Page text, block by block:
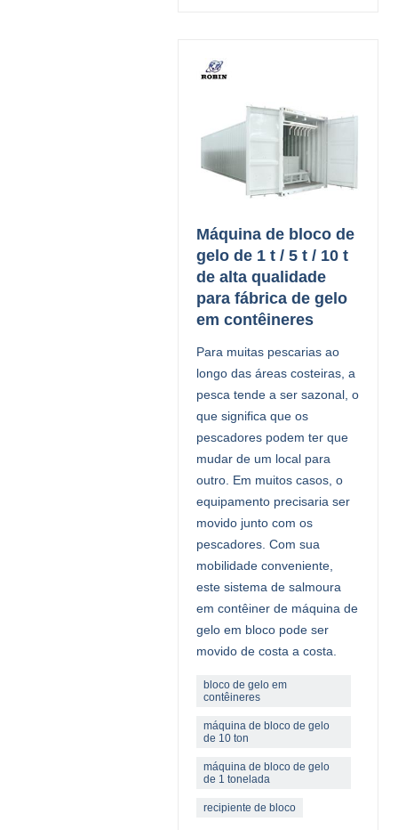
Máquina de bloco de
gelo de 1 t / 5 t / 10 t
de alta qualidade
para fábrica de gelo
em contêineres
Para muitas pescarias ao
longo das áreas costeiras, a
pesca tende a ser sazonal, o
que significa que os
pescadores podem ter que
mudar de um local para
outro. Em muitos casos, o
equipamento precisaria ser
movido junto com os
pescadores. Com sua
mobilidade conveniente,
este sistema de salmoura
em contêiner de máquina de
gelo em bloco pode ser
movido de costa a costa.
bloco de gelo em
contêineres
máquina de bloco de gelo
de 10 ton
máquina de bloco de gelo
de 1 tonelada
recipiente de bloco